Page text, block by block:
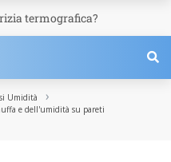
termografica?
Umidità ›
e dell'umidità su pareti